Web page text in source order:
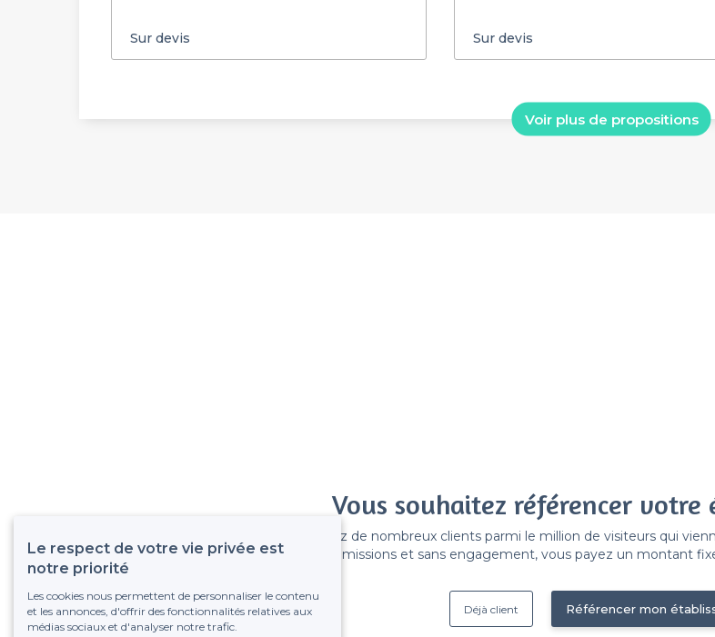
Sur devis Sur devis
Voir plus de propositions
Vous souhaitez référencer votre
Gagnez de nombreux clients parmi le million de visiteurs qui
Pas de commissions et sans engagement, vous payez un montant
Référencer mon
Déjà client
Le respect de votre vie privée est
notre priorité
Les cookies nous permettent de personnaliser le contenu
et les annonces, d'offrir des fonctionnalités relatives aux
médias sociaux et d'analyser notre trafic.